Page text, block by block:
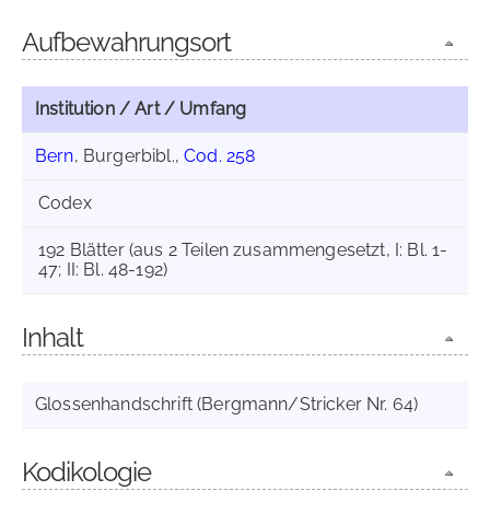
Aufbewahrungsort
Institution / Art / Umfang
Bern, Burgerbibl.,Cod. 258
Codex
192 Blätter (aus 2 Teilen zusammengesetzt, I: Bl. 1-
47; II: Bl. 48-192)
Inhalt
Glossenhandschrift (Bergmann/Stricker Nr. 64)
Kodikologie